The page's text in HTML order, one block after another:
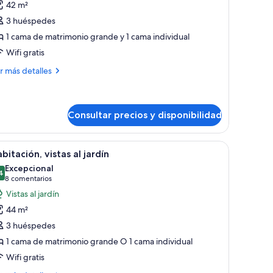
42 m²
3 huéspedes
1 cama de matrimonio grande y 1 cama individual
Wifi gratis
más detalles
Consultar precios y disponibilidad
mesa de comedor de madera, sillas negras, una mesa de centro de
Habitación de hotel con dos camas, un
7 vistas al jardín
de 10
Excepcional
8 comentarios
(8 comentarios)
Vistas al jardín
44 m²
3 huéspedes
1 cama de matrimonio grande O 1 cama individual
Wifi gratis